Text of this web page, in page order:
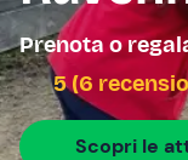
Prenota o
5 (6
Scopri le